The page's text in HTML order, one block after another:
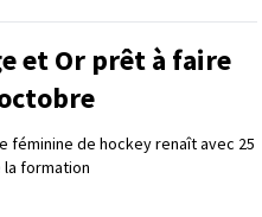
et Or prêt à faire
féminine de hockey renaît avec 25
formation